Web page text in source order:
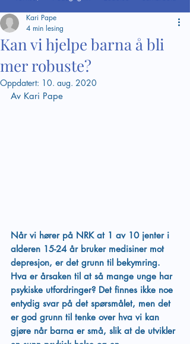
Kan vi hjelpe barna å bli
mer robuste?
Kari Pape
4 min lesing
Oppdatert: 10. aug. 2020
Av Kari Pape
Når vi hører på NRK at 1 av 10 jenter i
alderen 15-24 år bruker medisiner mot
depresjon, er det grunn til bekymring.
Hva er årsaken til at så mange unge har
psykiske utfordringer? Det finnes ikke noe
entydig svar på det spørsmålet, men det
er god grunn til tenke over hva vi kan
gjøre når barna er små, slik at de utvikler